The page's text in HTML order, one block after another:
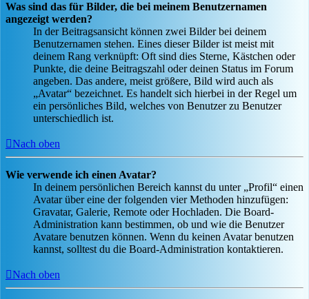
Was sind das für Bilder, die bei meinem Benutzernamen
angezeigt werden?
In der Beitragsansicht können zwei Bilder bei deinem
Benutzernamen stehen. Eines dieser Bilder ist meist mit
deinem Rang verknüpft: Oft sind dies Sterne, Kästchen oder
Punkte, die deine Beitragszahl oder deinen Status im Forum
angeben. Das andere, meist größere, Bild wird auch als
„Avatar“ bezeichnet. Es handelt sich hierbei in der Regel um
ein persönliches Bild, welches von Benutzer zu Benutzer
unterschiedlich ist.
Nach oben
Wie verwende ich einen Avatar?
In deinem persönlichen Bereich kannst du unter „Profil“ einen
Avatar über eine der folgenden vier Methoden hinzufügen:
Gravatar, Galerie, Remote oder Hochladen. Die Board-
Administration kann bestimmen, ob und wie die Benutzer
Avatare benutzen können. Wenn du keinen Avatar benutzen
kannst, solltest du die Board-Administration kontaktieren.
Nach oben